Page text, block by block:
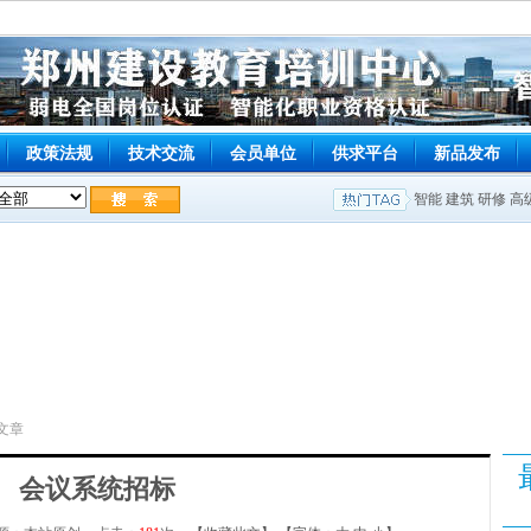
政策法规 技术交流 会员单位 供求平台 新品发布
智能 建筑 研修 高
章
会议系统招标